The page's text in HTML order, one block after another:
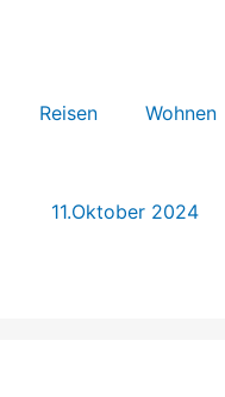
Reisen Wohnen
11.Oktober 2024